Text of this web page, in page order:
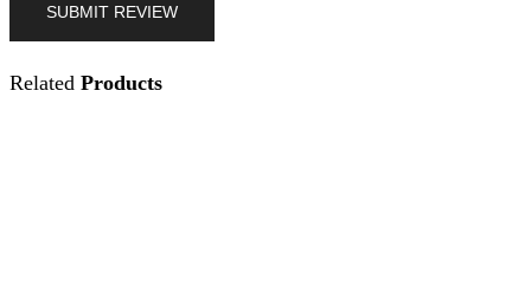
Related Products